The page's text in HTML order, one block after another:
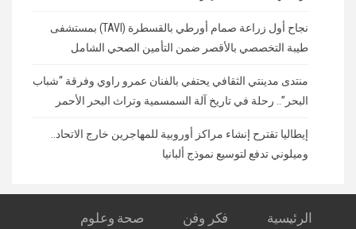
نجاح أول زراعة صمام أورطي بالقسطرة (TAVI) بمستشفى
طيبة التخصصي بالأقصر ضمن التأمين الصحي الشامل
منتدى مدينتي الثقافي يحتفي بالفنان عمرو راوي وفرقة “شباب
البحر”.. رحلة في تاريخ آلة السمسمية وتراث البحر الأحمر
إيطاليا تقترح إنشاء مراكز أوروبية للمهاجرين خارج الاتحاد..
وميلوني تدفع لتوسيع نموذج ألبانيا
الرئيسية فكر وفن صحة وعلوم